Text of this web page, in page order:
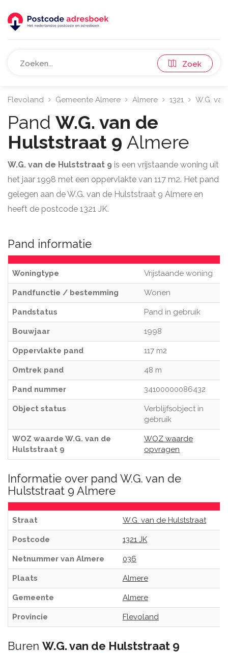
Zoek
Flevoland Gemeente Almere Almere 1321 W.G.
Pand W.G. van de
Hulststraat 9 Almere
W.G. van de Hulststraat 9 is een vrijstaande woning uit
het jaar 1998 met een oppervlakte van 117 m2. Het pand
gelegen aan de W.G. van de Hulststraat 9 Almere en
heeft de postcode 1321 JK.
Pand informatie
Woningtype Vrijstaande woning
Pandfunctie / bestemming Wonen
Pandstatus Pand in gebruik
Bouwjaar 1998
Oppervlakte pand 117 m2
Omtrek pand 48 m
Pand nummer 34100000086432
Object status
Verblijfsobject in
gebruik
WOZ waarde W.G. van de
Hulststraat 9
WOZ waarde
opvragen
Informatie over pand W.G. van de
Hulststraat 9 Almere
Straat W.G. van de Hulststraat
Postcode 1321 JK
Netnummer van Almere 036
Plaats Almere
Gemeente Almere
Provincie Flevoland
Buren W.G. van de Hulststraat 9